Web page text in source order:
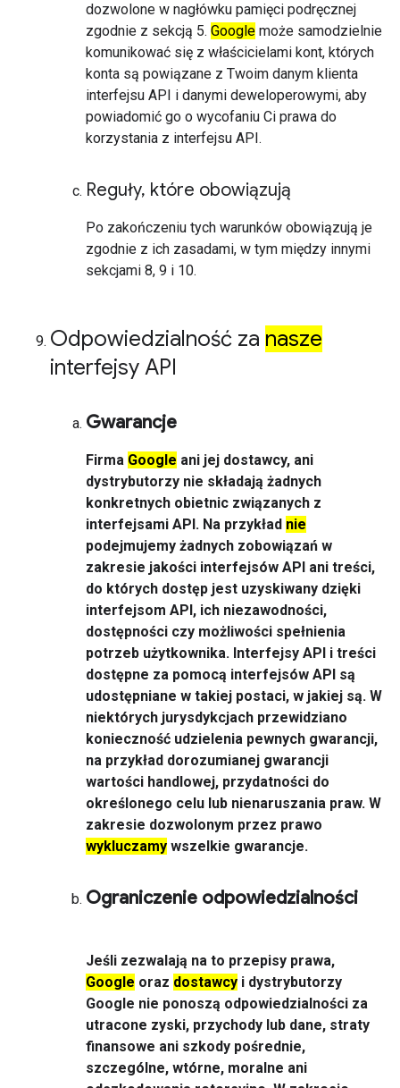
dozwolone w nagłówku pamięci podręcznej
zgodnie z sekcją 5. Google może samodzielnie
komunikować się z właścicielami kont, których
konta są powiązane z Twoim danym klienta
interfejsu API i danymi deweloperowymi, aby
powiadomić go o wycofaniu Ci prawa do
korzystania z interfejsu API.
Reguły, które obowiązują
Po zakończeniu tych warunków obowiązują je
zgodnie z ich zasadami, w tym między innymi
sekcjami 8, 9 i 10.
Odpowiedzialność za nasze
interfejsy API
Gwarancje
Firma Google ani jej dostawcy, ani
dystrybutorzy nie składają żadnych
konkretnych obietnic związanych z
interfejsami API. Na przykład nie
podejmujemy żadnych zobowiązań w
zakresie jakości interfejsów API ani treści,
do których dostęp jest uzyskiwany dzięki
interfejsom API, ich niezawodności,
dostępności czy możliwości spełnienia
potrzeb użytkownika. Interfejsy API i treści
dostępne za pomocą interfejsów API są
udostępniane w takiej postaci, w jakiej są. W
niektórych jurysdykcjach przewidziano
konieczność udzielenia pewnych gwarancji,
na przykład dorozumianej gwarancji
wartości handlowej, przydatności do
określonego celu lub nienaruszania praw. W
zakresie dozwolonym przez prawo
wykluczamy wszelkie gwarancje.
Ograniczenie odpowiedzialności
Jeśli zezwalają na to przepisy prawa,
Google oraz dostawcy i dystrybutorzy
Google nie ponoszą odpowiedzialności za
utracone zyski, przychody lub dane, straty
finansowe ani szkody pośrednie,
szczególne, wtórne, moralne ani